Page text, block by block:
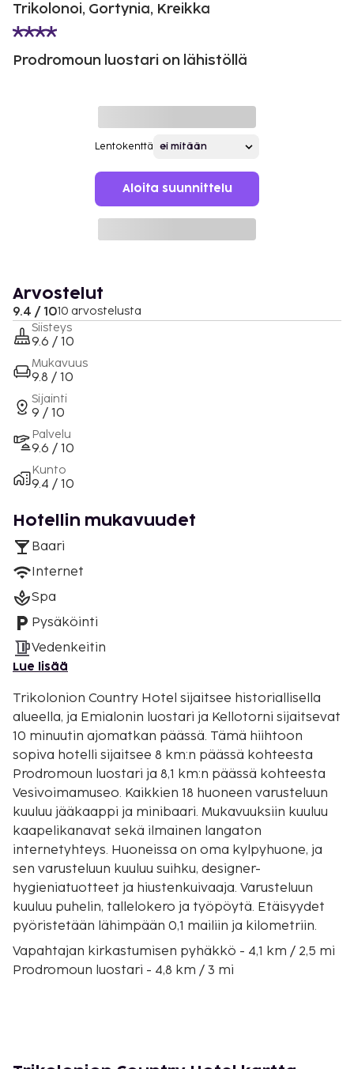
Trikolonoi, Gortynia, Kreikka
Prodromoun luostari on lähistöllä
Lentokenttä
Aloita suunnittelu
Arvostelut
9.4 / 1010 arvostelusta
Siisteys
9.6 / 10
Mukavuus
9.8 / 10
Sijainti
9 / 10
Palvelu
9.6 / 10
Kunto
9.4 / 10
Hotellin mukavuudet
Baari
Internet
Spa
Pysäköinti
Vedenkeitin
Lue lisää
Trikolonion Country Hotel sijaitsee historiallisella
alueella, ja Emialonin luostari ja Kellotorni sijaitsevat
10 minuutin ajomatkan päässä. Tämä hiihtoon
sopiva hotelli sijaitsee 8 km:n päässä kohteesta
Prodromoun luostari ja 8,1 km:n päässä kohteesta
Vesivoimamuseo. Kaikkien 18 huoneen varusteluun
kuuluu jääkaappi ja minibaari. Mukavuuksiin kuuluu
kaapelikanavat sekä ilmainen langaton
internetyhteys. Huoneissa on oma kylpyhuone, ja
sen varusteluun kuuluu suihku, designer-
hygieniatuotteet ja hiustenkuivaaja. Varusteluun
kuuluu puhelin, tallelokero ja työpöytä. Etäisyydet
pyöristetään lähimpään 0,1 mailiin ja kilometriin.
Vapahtajan kirkastumisen pyhäkkö - 4,1 km / 2,5 mi
Prodromoun luostari - 4,8 km / 3 mi
Vanhan Filosofin luostari - 14,1 km / 8,8 mi